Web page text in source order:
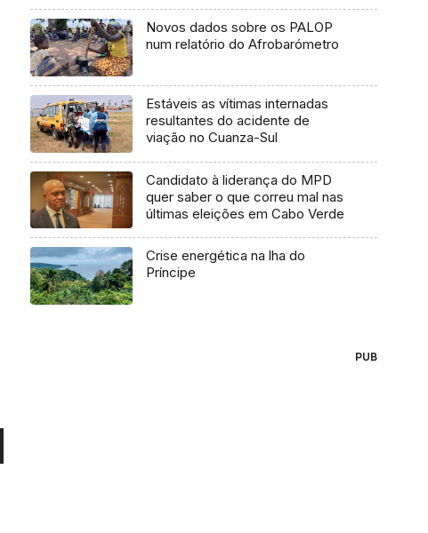
Novos dados sobre os PALOP
num relatório do Afrobarómetro
Estáveis as vítimas internadas
resultantes do acidente de
viação no Cuanza-Sul
Candidato à liderança do MPD
quer saber o que correu mal nas
últimas eleições em Cabo Verde
Crise energética na lha do
Príncipe
PUB